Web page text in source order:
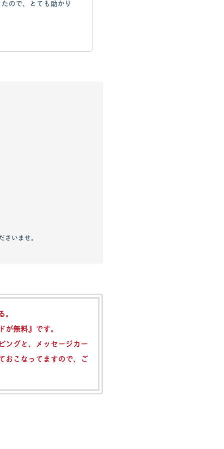
ので、とても助かり
いませ。
無料』 です。
ングと、メッセージカー
おこなってますので、ご